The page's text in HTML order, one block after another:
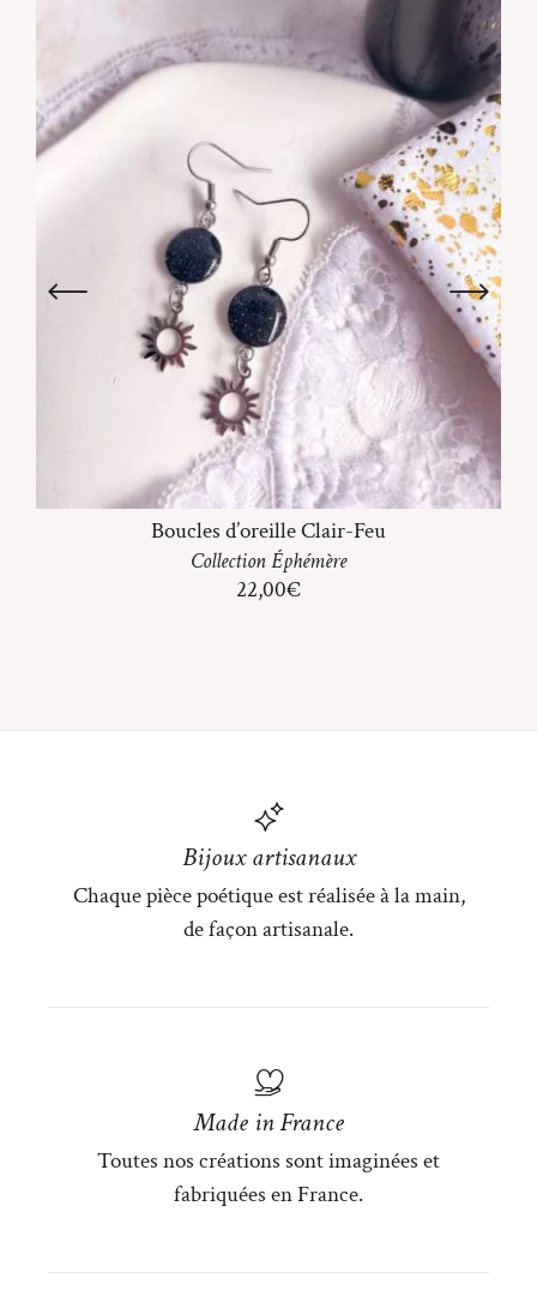
Boucles d’oreille Clair-Feu
CollectionÉphémère
22,00€
Bijoux artisanaux
Chaque pièce poétique est réalisée à la main,
de façon artisanale.
Made in France
Toutes nos créations sont imaginées et
fabriquées en France.